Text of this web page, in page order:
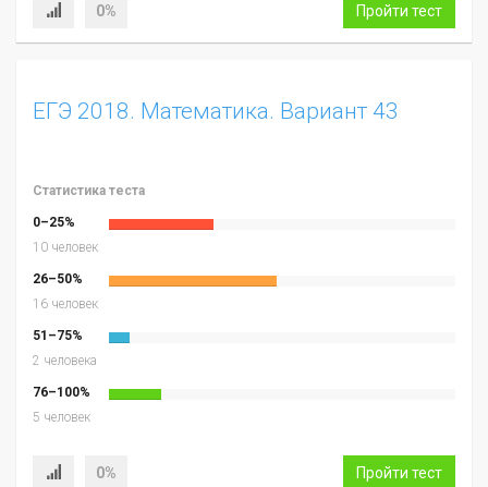
0% Пройти тест
ЕГЭ 2018. Математика. Вариант 43
Статистика теста
0–25%
10 человек
26–50%
16 человек
51–75%
2 человека
76–100%
5 человек
0% Пройти тест